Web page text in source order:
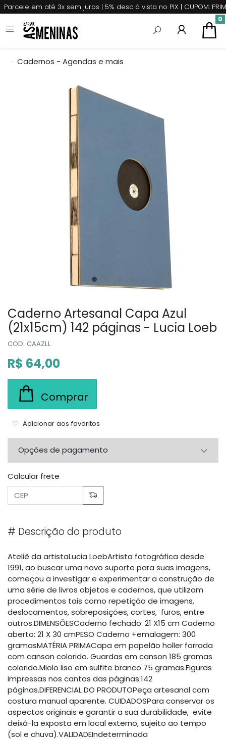
Parcele em até 3x sem juros | 5% desc à vista no PIX | CUPOM:
0
Cadernos - Agendas e mais
Caderno Artesanal Capa Azul
(21x15cm) 142 páginas - Lucia Loeb
COD: CAAZLL
R$ 64,00
Comprar
Adicionar aos favoritos
Opções de pagamento
Calcular frete
# Descrição do produto
Ateliê da artistaLucia LoebArtista fotográfica desde
1991, ao buscar uma novo suporte para suas imagens,
começou a investigar e experimentar a construção de
uma série de livros objetos e cadernos, que utilizam
procedimentos tais como repetição de imagens,
deslocamentos, sobreposições, cortes, furos, entre
outros.DIMENSÕESCaderno fechado: 21 X15 cm Caderno
aberto: 21 X 30 cmPESO Caderno +emalagem: 300
gramasMATÉRIA PRIMACapa em papelão holler forrada
com canson colorido. Guardas em canson 185 gramas
colorido.Miolo liso em sulfite branco 75 gramas.Figuras
impressas nos cantos das páginas.142
páginas.DIFERENCIAL DO PRODUTOPeça artesanal com
costura manual aparente. CUIDADOSPara conservar os
aspectos originais e garantir a sua durabilidade, evite
deixá-la exposta em local externo, sujeito ao tempo
(sol e chuva).VALIDADEIndeterminada